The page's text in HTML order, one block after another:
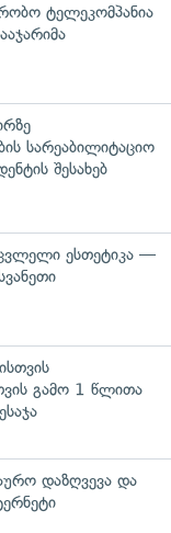
ტელეკომპანია
სარეაბილიტაციო
შესახებ
ესთეტიკა —
გამო 1 წლითა
დაზღვევა და